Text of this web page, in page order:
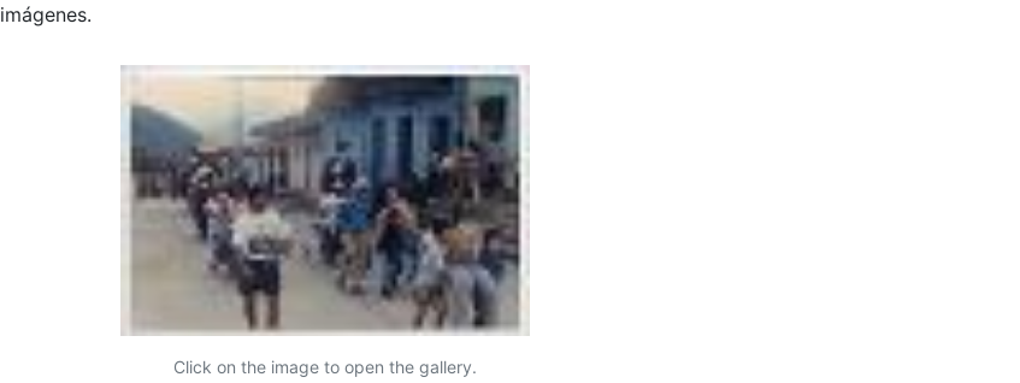
imágenes.
Click on the image to open the gallery.